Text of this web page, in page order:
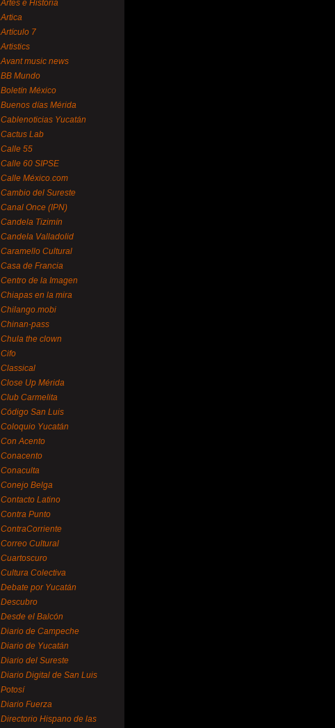
Artes e Historia
Artica
Artículo 7
Artistics
Avant music news
BB Mundo
Boletín México
Buenos días Mérida
Cablenoticias Yucatán
Cactus Lab
Calle 55
Calle 60 SIPSE
Calle México.com
Cambio del Sureste
Canal Once (IPN)
Candela Tizimín
Candela Valladolid
Caramello Cultural
Casa de Francia
Centro de la Imagen
Chiapas en la mira
Chilango.mobi
Chinan-pass
Chula the clown
Cifo
Classical
Close Up Mérida
Club Carmelita
Código San Luis
Coloquio Yucatán
Con Acento
Conacento
Conaculta
Conejo Belga
Contacto Latino
Contra Punto
ContraCorriente
Correo Cultural
Cuartoscuro
Cultura Colectiva
Debate por Yucatán
Descubro
Desde el Balcón
Diario de Campeche
Diario de Yucatán
Diario del Sureste
Diario Digital de San Luis
Potosí
Diario Fuerza
Directorio Hispano de las